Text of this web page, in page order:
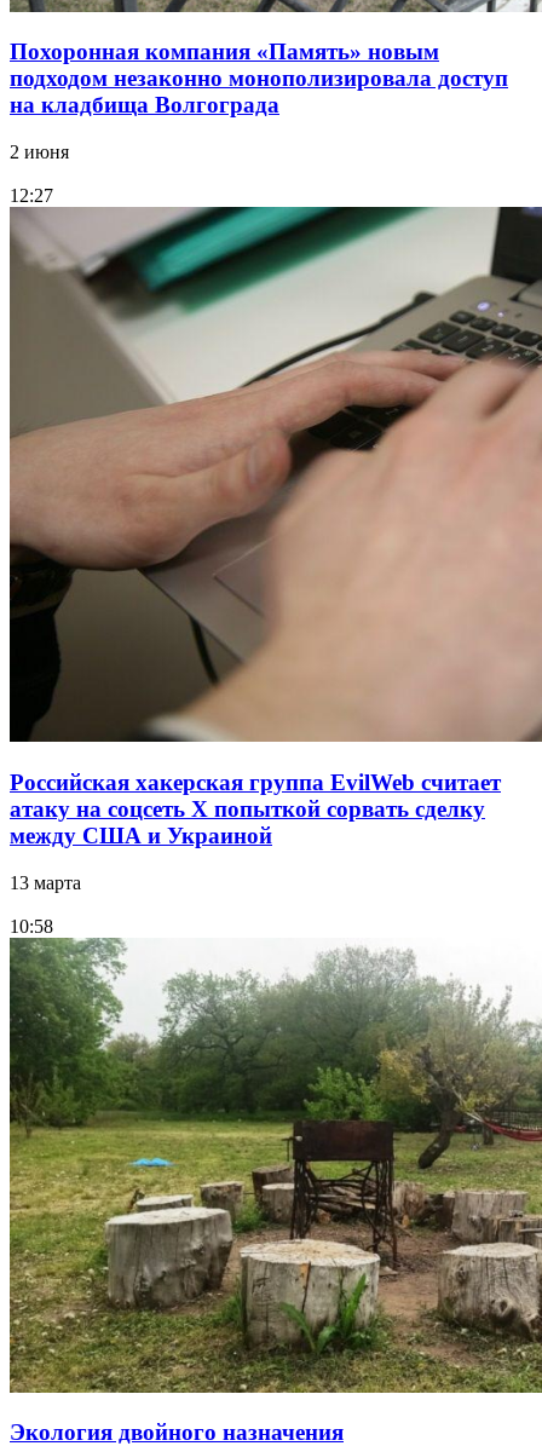
Похоронная компания «Память» новым
подходом незаконно монополизировала доступ
на кладбища Волгограда
2 июня
12:27
Российская хакерская группа EvilWeb считает
атаку на соцсеть Х попыткой сорвать сделку
между США и Украиной
13 марта
10:58
Экология двойного назначения